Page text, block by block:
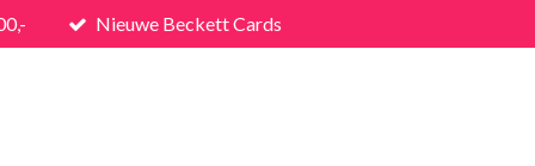
Nieuwe Beckett Cards